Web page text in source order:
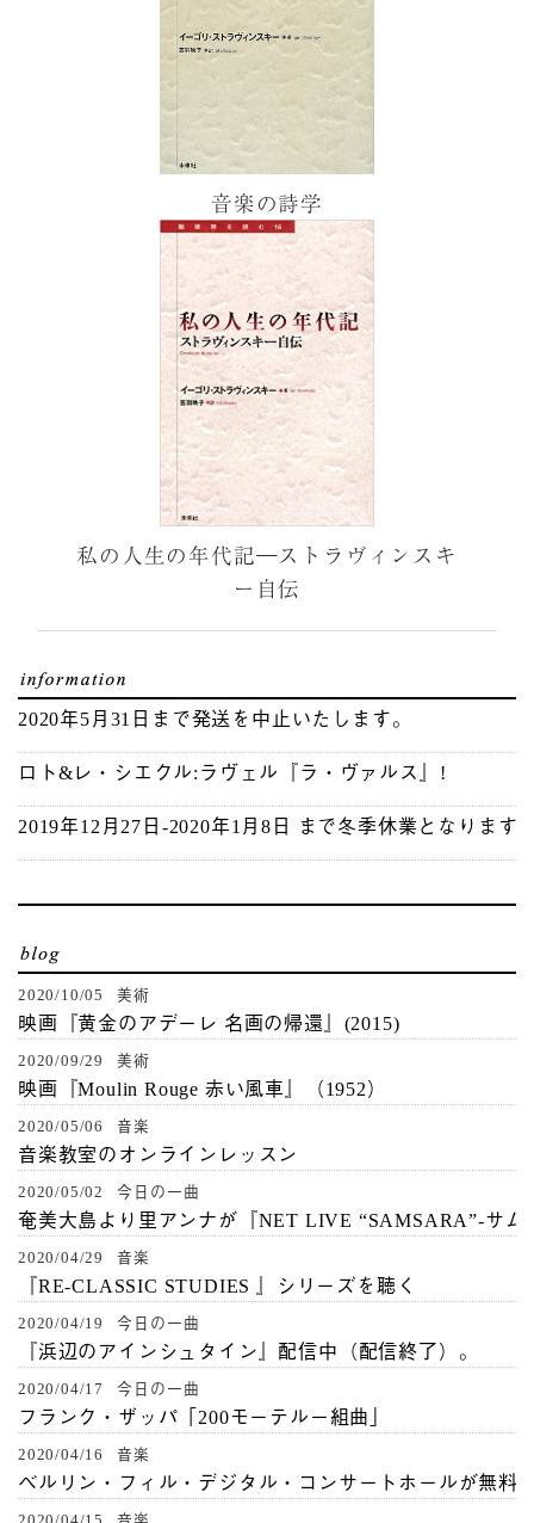
音楽の詩学
私の人生の年代記―ストラヴィンスキ
ー自伝
2020年5月31日まで発送を中止いたします。
ロト&レ・シエクル:ラヴェル『ラ・ヴァルス』!
2019年12月27日-2020年1月8日 まで冬季休業となります
2020/10/05 美術
映画『黄金のアデーレ 名画の帰還』(2015)
2020/09/29 美術
映画『Moulin Rouge 赤い風車』（1952）
2020/05/06 音楽
音楽教室のオンラインレッスン
2020/05/02 今日の一曲
奄美大島より里アンナが『NET LIVE “SAMSARA”-サ
2020/04/29 音楽
『RE-CLASSIC STUDIES 』シリーズを聴く
2020/04/19 今日の一曲
『浜辺のアインシュタイン』配信中（配信終了）。
2020/04/17 今日の一曲
フランク・ザッパ「200モーテルー組曲」
2020/04/16 音楽
ベルリン・フィル・デジタル・コンサートホールが無料